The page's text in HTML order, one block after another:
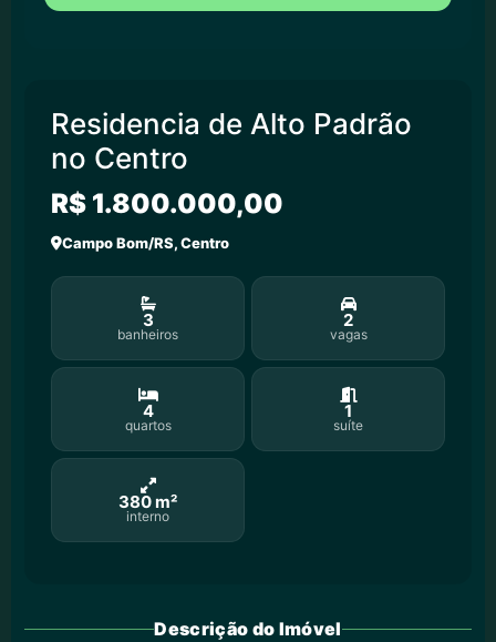
Residencia de Alto Padrão
no Centro
R$ 1.800.000,00
Campo Bom/RS, Centro
3
banheiros
2
vagas
4
quartos
1
suíte
380 m²
interno
Descrição do Imóvel